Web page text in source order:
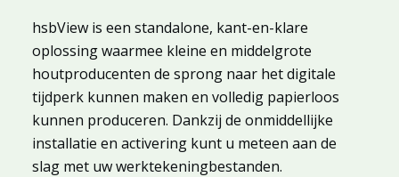
hsbView is een standalone, kant-en-klare
oplossing waarmee kleine en middelgrote
houtproducenten de sprong naar het digitale
tijdperk kunnen maken en volledig papierloos
kunnen produceren. Dankzij de onmiddellijke
installatie en activering kunt u meteen aan de
slag met uw werktekeningbestanden.